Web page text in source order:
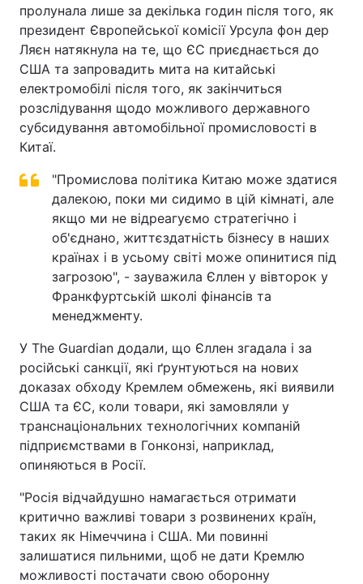
пролунала лише за декілька годин після того, як
президент Європейської комісії Урсула фон дер
Ляєн натякнула на те, що ЄС приєднається до
США та запровадить мита на китайські
електромобілі після того, як закінчиться
розслідування щодо можливого державного
субсидування автомобільної промисловості в
Китаї.
"Промислова політика Китаю може здатися
далекою, поки ми сидимо в цій кімнаті, але
якщо ми не відреагуємо стратегічно і
об'єднано, життєздатність бізнесу в наших
країнах і в усьому світі може опинитися під
загрозою", - зауважила Єллен у вівторок у
Франкфуртській школі фінансів та
менеджменту.
У The Guardian додали, що Єллен згадала і за
російські санкції, які ґрунтуються на нових
доказах обходу Кремлем обмежень, які виявили
США та ЄС, коли товари, які замовляли у
транснаціональних технологічних компаній
підприємствами в Гонконзі, наприклад,
опиняються в Росії.
"Росія відчайдушно намагається отримати
критично важливі товари з розвинених країн,
таких як Німеччина і США. Ми повинні
залишатися пильними, щоб не дати Кремлю
можливості постачати свою оборонну